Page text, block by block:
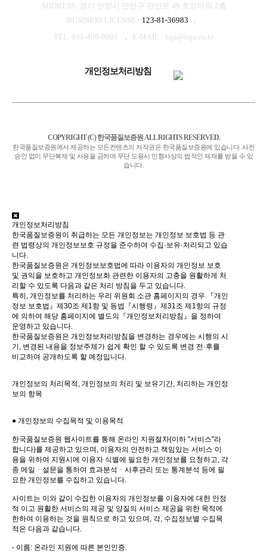
ADDRESS: 경기 안양시 만안구 만안로 49 호정타워 2층
BUSINESS LICENSE : 123-81-36983
TEL. 031-469-9001
E-MAIL : kqa@kqa.co.kr
개인정보처리방침
COPYRIGHT (C) 한국품질보증원 ALL RIGHTS RESERVED.
한국품질보증원에서 제공하는 모든컨텐츠의 저작권은 한국품질보증원에 있습니다. 사전
승인 없이 무단복제 및 사용을 금하며 무단 도용시 민형사상의 법적인 제재를 받을 수 있
습니다.
개인정보처리방침
한국품질보증원이 취급하는 모든 개인정보는 개인정보 보호법 등 관
련 법령상의 개인정보보호 규정을 준수하여 수집·보유·처리되고 있습
니다.
한국품질보증원은 개인정보보호법에 따라 이용자의 개인정보 보호
및 권익을 보호하고 개인정보화 관련한 이용자의 고충을 원활하게 처
리할 수 있도록 다음과 같은 처리 방침을 두고 있습니다.
특히, 개인정보를 처리하는 우리 위원회 소관 홈페이지의 경우 『개인
정보 보호법』제30조 제1항 및 동법『시행령』제31조 제1항의 규정
에 의하여 해당 홈페이지에 별도의『개인정보처리방침』을 정하여
운영하고 있습니다.
한국품질보증원은 개인정보처리방침을 변경하는 경우에는 시행의 시
기, 변경된 내용을 정보주체가 쉽게 확인 할 수 있도록 변경 전·후를
비교하여 공개하도록 할 예정입니다.
개인정보의 처리목적, 개인정보의 처리 및 보유기간, 처리하는 개인정
보의 항목
● 개인정보의 수집목적 및 이용목적
한국품질보증원 웹사이트를 통해 온라인 지원절차(이하 "서비스"라
합니다)를 제공하고 있으며, 이용자의 안전하고 책임있는 서비스 이
용을 위하여 지원시에 이용자 식별에 필요한 개인정보를 요청하고, 각
종 메일ㆍ설문을 통하여 효과분석ㆍ사후관리 또는 통계분석 등에 필
요한 개인정보를 수집하고 있습니다.
사이트는 이와 같이 수집한 이용자의 개인정보를 이용자에 대한 안정
적 이고 원활한 서비스의 제공 및 양질의 서비스 제공을 위한 목적에
한하여 이용하는 것을 원칙으로 하고 있으며, 각, 수집정보별 수집목
적은 다음과 같습니다.
- 이름: 온라인 지원에 따른 본인인증.